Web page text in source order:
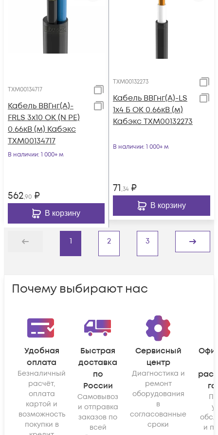
ТХМ00134717
Кабель ВВГнг(А)-
FRLS 3х10 ОК (N PE)
0.66кВ (м) Кабэкс
ТХМ00134717
В наличии: 1 000+ м
562,90 ₽
В корзину
ТХМ00132273
Кабель ВВГнг(А)-LS
1х4 Б ОК 0.66кВ (м)
Кабэкс ТХМ00132273
В наличии: 1 000+ м
71,34 ₽
В корзину
Назад
1 2 3
Дальше
Почему выбирают нас
Удобная
оплата
Безналичный
расчёт,
оплата
картой и
возможность
покупки в
Быстрая
доставка
по
России
Самовывоз
и отправка
заказов по
всей
Сервисный
центр
Диагностика и
ремонт
оборудования
в
согласованные
сроки
и